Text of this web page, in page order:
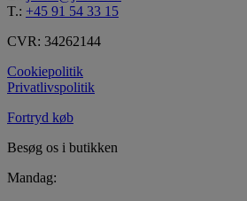
T.: +45 91 54 33 15
CVR: 34262144
Cookiepolitik
Privatlivspolitik
Fortryd køb
Besøg os i butikken
Mandag: